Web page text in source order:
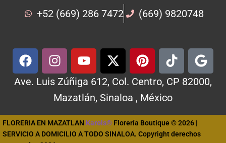
+52 (669) 286 7472 (669) 9820748
Ave. Luis Zúñiga 612, Col. Centro, CP 82000,
Mazatlán, Sinaloa , México
FLORERIA EN MAZATLAN Karols® Florería Boutique © 2026 |
SERVICIO A DOMICILIO A TODO SINALOA. Copyright derechos